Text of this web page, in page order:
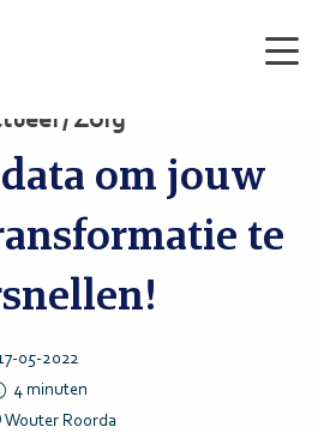
/ Zorg
om jouw
te
05-2022
4 minuten
Wouter Roorda